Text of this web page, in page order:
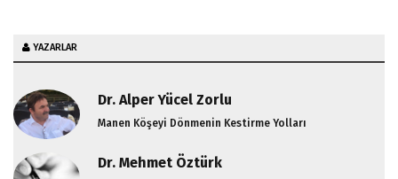
Serkan Tekin İle Söyleşi; Hz. Mehdi İnancı Nedir
YAZARLAR
Dr. Alper Yücel Zorlu
Manen Köşeyi Dönmenin Kestirme Yolları
Dr. Mehmet Öztürk